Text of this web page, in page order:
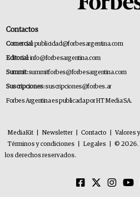
Contactos
Comercial:publicidad@forbesargentina.com
Editorial:info@forbesargentina.com
Summit:summitforbes@forbesargentina.com
Suscripciones:suscripciones@forbes.ar
Forbes Argentina es publicada por HT Media SA.
MediaKit Newsletter Contacto Valores
Términos y condiciones
Legales
© 2026.
los derechos reservados.